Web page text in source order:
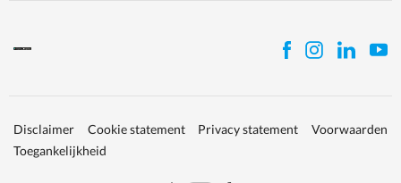
Disclaimer Cookie statement Privacy statement
Voorwaarden
Toegankelijkheid